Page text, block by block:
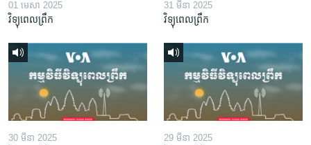
01 មេសា 2025
វិទ្យុពេលព្រឹក
31 មីនា 2025
វិទ្យុពេលព្រឹក
30 មីនា 2025 29 មីនា 2025